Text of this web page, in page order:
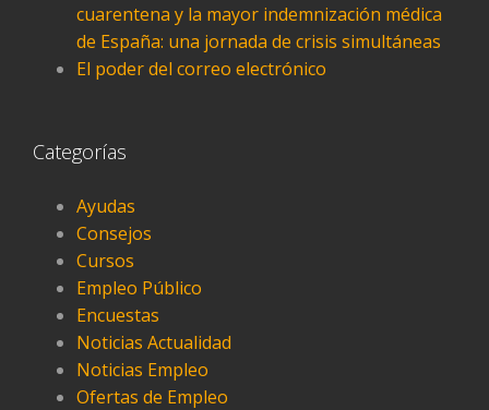
cuarentena y la mayor indemnización médica
de España: una jornada de crisis simultáneas
El poder del correo electrónico
Categorías
Ayudas
Consejos
Cursos
Empleo Público
Encuestas
Noticias Actualidad
Noticias Empleo
Ofertas de Empleo